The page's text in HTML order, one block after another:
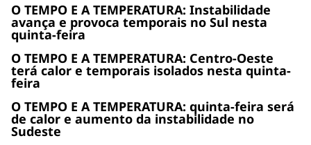
O TEMPO E A TEMPERATURA: Instabilidade
avança e provoca temporais no Sul nesta
quinta-feira
O TEMPO E A TEMPERATURA: Centro-Oeste
terá calor e temporais isolados nesta quinta-
feira
O TEMPO E A TEMPERATURA: quinta-feira será
de calor e aumento da instabilidade no
Sudeste